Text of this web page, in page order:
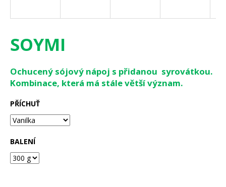
SOYMI
Ochucený sójový nápoj s přidanou syrovátkou.
Kombinace, která má stále větší význam.
PŘÍCHUŤ
BALENÍ
í
t
?
HLEDAT
D